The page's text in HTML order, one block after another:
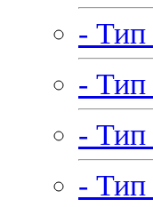
-
-
- Тип
-